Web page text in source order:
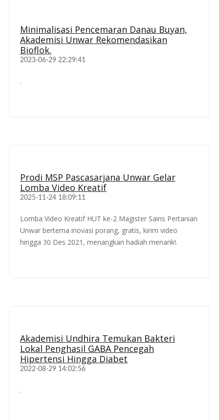
Minimalisasi Pencemaran Danau Buyan,
Akademisi Unwar Rekomendasikan
Bioflok.
2023-06-29 22:29:41
.
Prodi MSP Pascasarjana Unwar Gelar
Lomba Video Kreatif
2025-11-24 18:09:11
Lomba Video Kreatif HUT ke-2 Magister Sains Pertanian
Unwar bertema inovasi porang, gratis, kirim video
hingga 30 Des 2021, menangkan hadiah menarik!.
Akademisi Undhira Temukan Bakteri
Lokal Penghasil GABA Pencegah
Hipertensi Hingga Diabet
2022-08-29 14:02:56
.